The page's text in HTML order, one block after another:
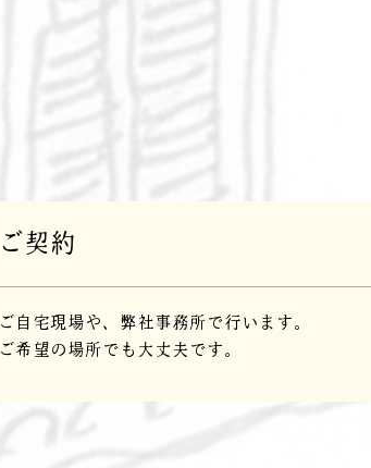
ご契約
ご自宅現場や、弊社事務所で行います。
ご希望の場所でも大丈夫です。